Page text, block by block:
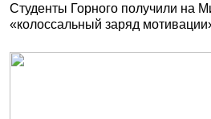
Студенты Горного получили на
«колоссальный заряд